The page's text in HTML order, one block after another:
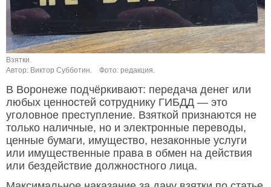
Взятки.
Автор: Виктор Субботин.
Фото: редакция.
В Воронеже подчёркивают: передача денег или
любых ценностей сотруднику ГИБДД — это
уголовное преступление. Взяткой признаются не
только наличные, но и электронные переводы,
ценные бумаги, имущество, незаконные услуги
или имущественные права в обмен на действия
или бездействие должностного лица.